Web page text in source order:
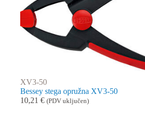
XV3-50
Bessey stega opružna XV3-50
10,21 € (PDV uključen)